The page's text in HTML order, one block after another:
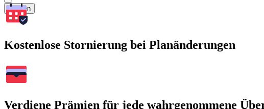
Suchen
Kostenlose Stornierung bei Planänderungen
Verdiene Prämien für jede wahrgenommene